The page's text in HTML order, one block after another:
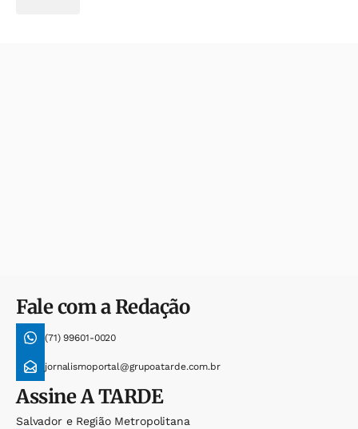
Fale com a Redação
(71) 99601-0020
jornalismoportal@grupoatarde.com.br
AssineA TARDE
Salvador e Região Metropolitana